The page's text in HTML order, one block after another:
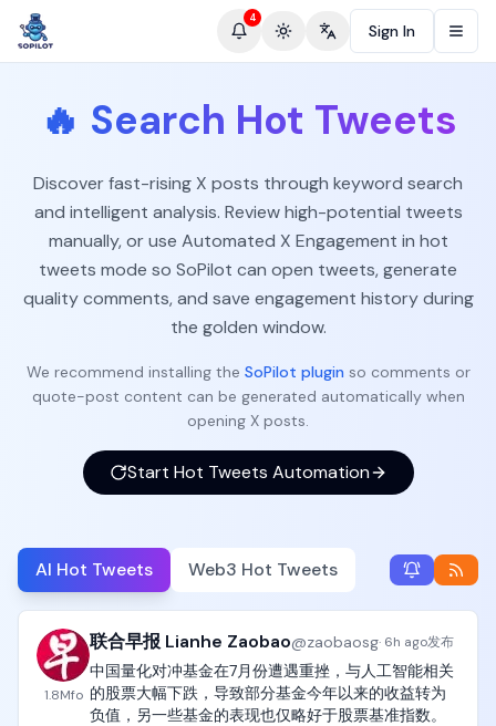
4
Toggle theme
Change language
Sign In
🔥 Search Hot Tweets
Discover fast-rising X posts through keyword search
and intelligent analysis. Review high-potential tweets
manually, or use Automated X Engagement in hot
tweets mode so SoPilot can open tweets, generate
quality comments, and save engagement history during
the golden window.
We recommend installing the SoPilot plugin so comments or
quote-post content can be generated automatically when
opening X posts.
Start Hot Tweets Automation
AI Hot Tweets Web3 Hot Tweets
1.8Mfo
联合早报 Lianhe Zaobao@zaobaosg· 6h ago发布
中国量化对冲基金在7月份遭遇重挫，与人工智能相关
的股票大幅下跌，导致部分基金今年以来的收益转为
负值，另一些基金的表现也仅略好于股票基准指数。